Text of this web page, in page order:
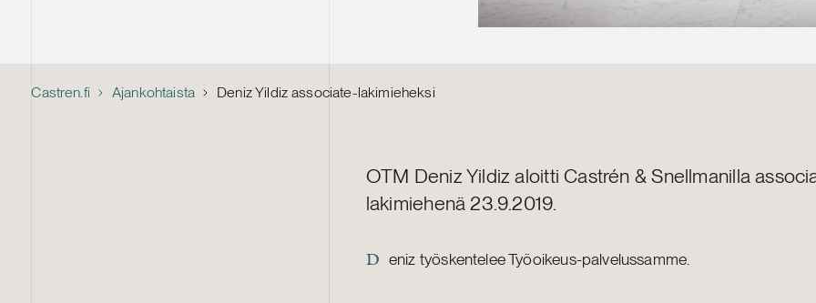
Castren.fi Ajankohtaista Deniz Yildiz associate-lakimieheksi
OTM Deniz Yildiz aloitti Castrén & Snellmanilla
lakimiehenä 23.9.2019.
D eniz työskentelee Työoikeus-palvelussamme.